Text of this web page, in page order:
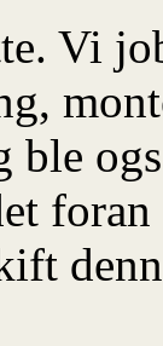
Vi
ble